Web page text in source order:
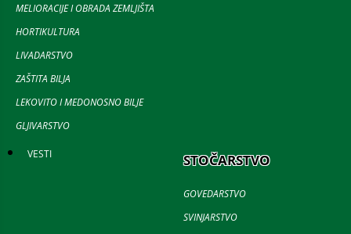
MELIORACIJE I OBRADA ZEMLJIŠTA
HORTIKULTURA
LIVADARSTVO
ZAŠTITA BILJA
LEKOVITO I MEDONOSNO BILJE
GLJIVARSTVO
VESTI STOČARSTVO
GOVEDARSTVO
SVINJARSTVO